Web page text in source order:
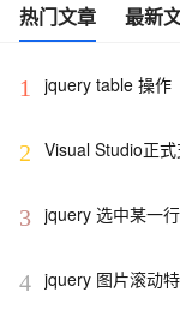
热门文章 最新
1 jquery table 操作
2 Visual Studio正
3 jquery 选中某一行
4 jquery 图片滚动